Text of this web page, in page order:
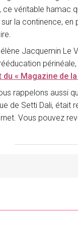
ce véritable hamac
la continence, en
Jacquemin Le
du « Magazine de la
rappelons aussi
de Setti Dali, était
Vous pouvez